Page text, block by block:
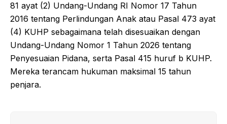
81 ayat (2) Undang-Undang RI Nomor 17 Tahun
2016 tentang Perlindungan Anak atau Pasal 473 ayat
(4) KUHP sebagaimana telah disesuaikan dengan
Undang-Undang Nomor 1 Tahun 2026 tentang
Penyesuaian Pidana, serta Pasal 415 huruf b KUHP.
Mereka terancam hukuman maksimal 15 tahun
penjara.